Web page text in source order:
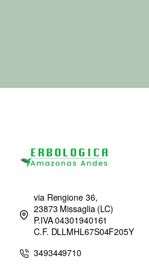
via Rengione 36,
23873 Missaglia (LC)
P.IVA 04301940161
C.F. DLLMHL67S04F205Y
3493449710